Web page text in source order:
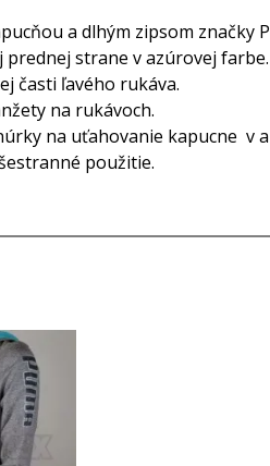
a dlhým zipsom značky
prednej strane v azúrovej farbe.
časti ľavého rukáva.
na rukávoch.
na uťahovanie kapucne v
použitie.